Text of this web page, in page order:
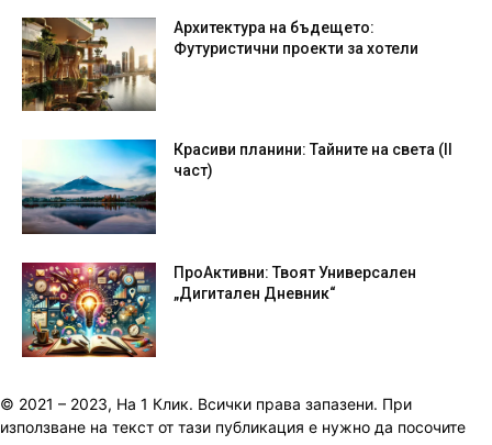
Архитектура на бъдещето:
Футуристични проекти за хотели
Красиви планини: Тайните на света (II
част)
ПроАктивни: Твоят Универсален
„Дигитален Дневник“
© 2021 – 2023, На 1 Клик. Всички права запазени. При
използване на текст от тази публикация е нужно да посочите